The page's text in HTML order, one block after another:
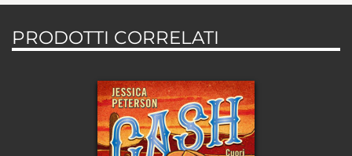
PRODOTTI CORRELATI